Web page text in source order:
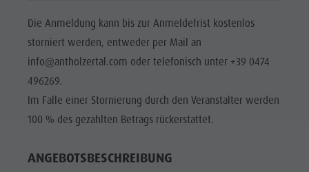
Die Anmeldung kann bis zur Anmeldefrist kostenlos
storniert werden, entweder per Mail an
info@antholzertal.com oder telefonisch unter +39 0474
496269.
Im Falle einer Stornierung durch den Veranstalter werden
100 % des gezahlten Betrags rückerstattet.
ANGEBOTSBESCHREIBUNG